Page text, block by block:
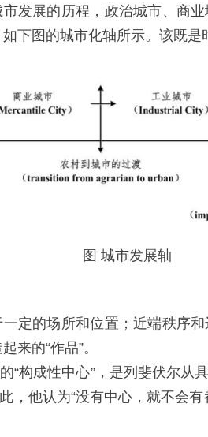
展的历程，政治城市、商业
下图的城市化轴所示。该既是
图 城市发展轴
的场所和位置；近端秩序和
来的“作品”。
成性中心”，是列斐伏尔从
，他认为“没有中心，就不会